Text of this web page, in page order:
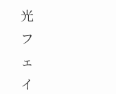
光
フ
ェ
イ